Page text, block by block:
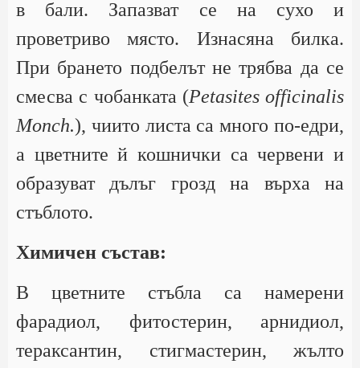
в бали. Запазват се на сухо и
проветриво място. Изнасяна билка.
При брането подбелът не трябва да се
смесва с чобанката (Petasites officinalis
Monch.), чиито листа са много по-едри,
а цветните й кошнички са червени и
образуват дълъг грозд на върха на
стъблото.
Химичен състав:
В цветните стъбла са намерени
фарадиол, фитостерин, арнидиол,
тераксантин, стигмастерин, жълто